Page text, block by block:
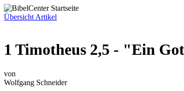
Übersicht Artikel
1 Timotheus 2,5 - "Ein
von
Wolfgang Schneider